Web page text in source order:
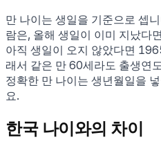
만 나이는 생일을 기준으로 셉
람은, 올해 생일이 이미 지났다면
아직 생일이 오지 않았다면
래서 같은 만 60세라도 출생연
정확한 만 나이는 생년월일을
요.
한국 나이와의 차이